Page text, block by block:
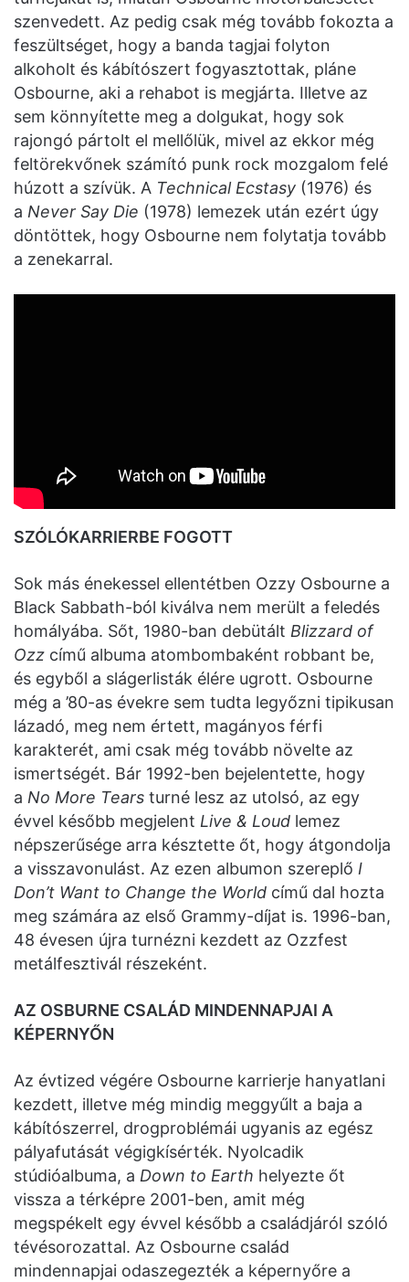
szenvedett. Az pedig csak még tovább fokozta a
feszültséget, hogy a banda tagjai folyton
alkoholt és kábítószert fogyasztottak, pláne
Osbourne, aki a rehabot is megjárta. Illetve az
sem könnyítette meg a dolgukat, hogy sok
rajongó pártolt el mellőlük, mivel az ekkor még
feltörekvőnek számító punk rock mozgalom felé
húzott a szívük. A Technical Ecstasy (1976) és
a Never Say Die (1978) lemezek után ezért úgy
döntöttek, hogy Osbourne nem folytatja tovább
a zenekarral.
SZÓLÓKARRIERBE FOGOTT
Sok más énekessel ellentétben Ozzy Osbourne a
Black Sabbath-ból kiválva nem merült a feledés
homályába. Sőt, 1980-ban debütált Blizzard of
Ozz című albuma atombombaként robbant be,
és egyből a slágerlisták élére ugrott. Osbourne
még a ’80-as évekre sem tudta legyőzni tipikusan
lázadó, meg nem értett, magányos férfi
karakterét, ami csak még tovább növelte az
ismertségét. Bár 1992-ben bejelentette, hogy
a No More Tears turné lesz az utolsó, az egy
évvel később megjelent Live & Loud lemez
népszerűsége arra késztette őt, hogy átgondolja
a visszavonulást. Az ezen albumon szereplő I
Don’t Want to Change the World című dal hozta
meg számára az első Grammy-díjat is. 1996-ban,
48 évesen újra turnézni kezdett az Ozzfest
metálfesztivál részeként.
AZ OSBURNE CSALÁD MINDENNAPJAI A
KÉPERNYŐN
Az évtized végére Osbourne karrierje hanyatlani
kezdett, illetve még mindig meggyűlt a baja a
kábítószerrel, drogproblémái ugyanis az egész
pályafutását végigkísérték. Nyolcadik
stúdióalbuma, a Down to Earth helyezte őt
vissza a térképre 2001-ben, amit még
megspékelt egy évvel később a családjáról szóló
tévésorozattal. Az Osbourne család
mindennapjai odaszegezték a képernyőre a